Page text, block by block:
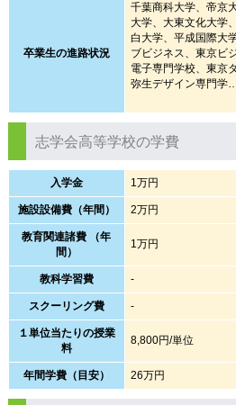
卒業生の進路状況
千葉商科大学、帝京
大学、大東文化大学
白大学、平成国際大
ブビジネス、東京ビ
電子専門学校、東京
弥生デザイン専門学
志学会高等学校の学費
入学金 1万円
施設設備費（年間） 2万円
教育関連諸費 （年
間）
1万円
教科学習費 -
スクーリング費 -
１単位当たりの授業
料
8,800円/単位
年間学費（目安） 26万円